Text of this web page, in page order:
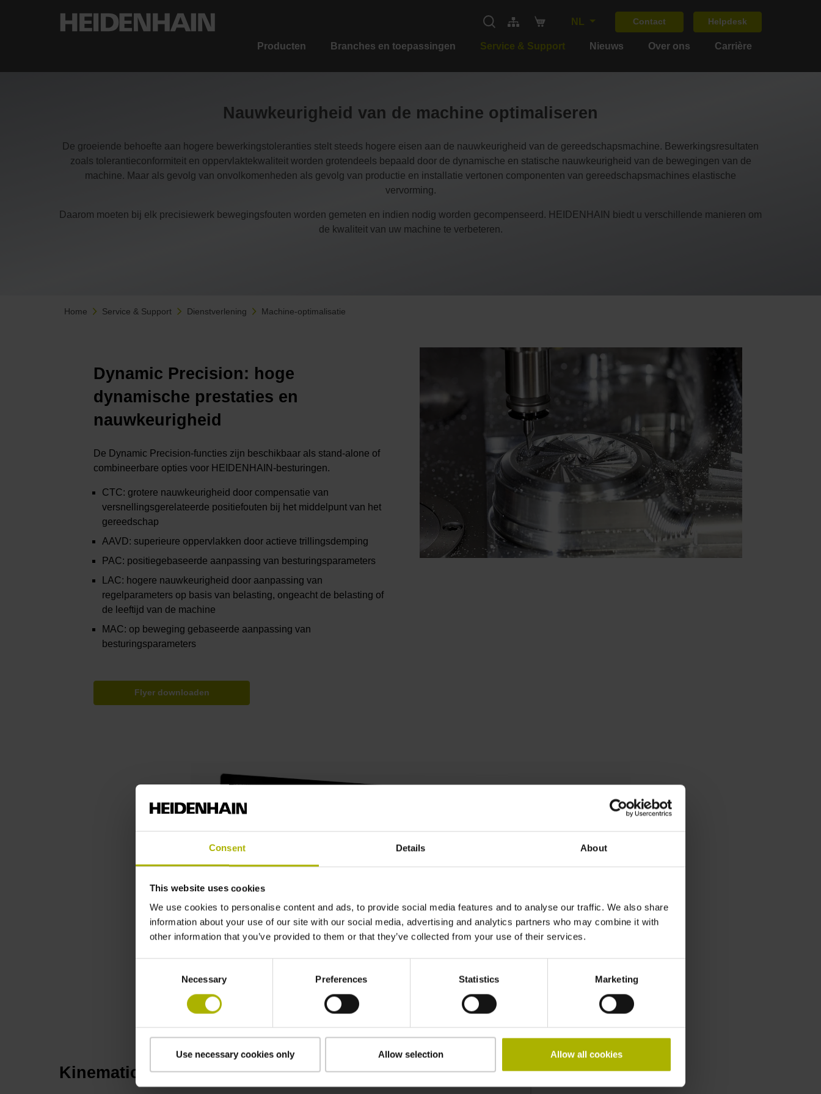
Consent Details About
This website uses cookies
We use cookies to personalise content and ads, to provide social media features and to analyse our traffic. We also share
information about your use of our site with our social media, advertising and analytics partners who may combine it with
other information that you’ve provided to them or that they’ve collected from your use of their services.
Necessary Preferences Statistics Marketing
Use necessary cookies only Allow selection Allow all cookies
NL Contact Helpdesk
Producten Branches en toepassingen Service & Support Nieuws Over ons Carrière
Nauwkeurigheid van de machine optimaliseren
De groeiende behoefte aan hogere bewerkingstoleranties stelt steeds hogere eisen aan de nauwkeurigheid van de gereedschapsmachine. Bewerkingsresultaten
zoals tolerantieconformiteit en oppervlaktekwaliteit worden grotendeels bepaald door de dynamische en statische nauwkeurigheid van de bewegingen van de
machine. Maar als gevolg van onvolkomenheden als gevolg van productie en installatie vertonen componenten van gereedschapsmachines elastische
vervorming.
Daarom moeten bij elk precisiewerk bewegingsfouten worden gemeten en indien nodig worden gecompenseerd. HEIDENHAIN biedt u verschillende manieren om
de kwaliteit van uw machine te verbeteren.
Home Service & Support Dienstverlening Machine-optimalisatie
Dynamic Precision: hoge
dynamische prestaties en
nauwkeurigheid
De Dynamic Precision-functies zijn beschikbaar als stand-alone of
combineerbare opties voor HEIDENHAIN-besturingen.
CTC: grotere nauwkeurigheid door compensatie van
versnellingsgerelateerde positiefouten bij het middelpunt van het
gereedschap
AAVD: superieure oppervlakken door actieve trillingsdemping
PAC: positiegebaseerde aanpassing van besturingsparameters
LAC: hogere nauwkeurigheid door aanpassing van
regelparameters op basis van belasting, ongeacht de belasting of
de leeftijd van de machine
MAC: op beweging gebaseerde aanpassing van
besturingsparameters
Flyer downloaden
DYNAMIC PRECISION: DAMPEN VIBRATIONS WITH MVC
KinematicsOpt